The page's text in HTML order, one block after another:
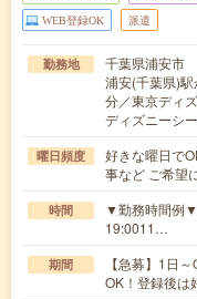
WEB登録OK 派遣
勤務地
千葉県浦安市
浦安(千葉県)
分／東京ディ
ディズニーシ
曜日頻度
好きな曜日で
事など ご希望
時間
▼勤務時間例
19:0011…
期間
【急募】1日
OK！登録後は